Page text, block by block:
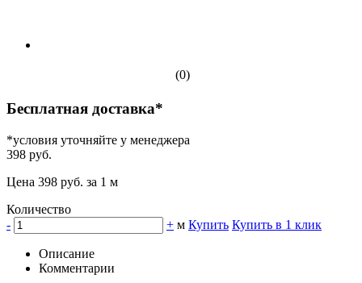
(0)
Бесплатная доставка*
*условия уточняйте у менеджера
398 руб.
Цена 398 руб. за 1 м
Количество
-
+ м Купить Купить в 1 клик
Описание
Комментарии